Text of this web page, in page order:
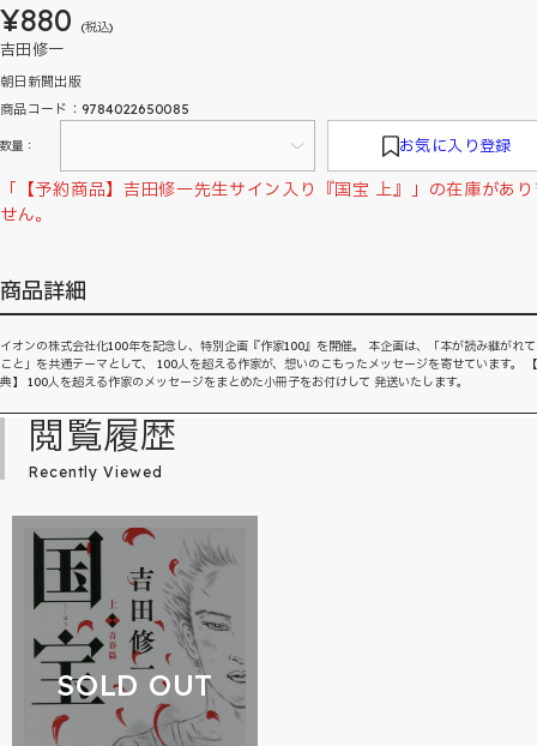
¥880 (税込)
吉田修一
朝日新聞出版
商品コード：9784022650085
数量： お気に入り登録
「【予約商品】吉田修一先生サイン入り『国宝 上』」の在庫があ
せん。
商品詳細
イオンの株式会社化100年を記念し、特別企画『作家100』を開催。 本企画は、「本が読み継がれ
こと」を共通テーマとして、 100人を超える作家が、想いのこもったメッセージを寄せています。
典】 100人を超える作家のメッセージをまとめた小冊子をお付けして 発送いたします。
閲覧履歴
Recently Viewed
SOLD OUT